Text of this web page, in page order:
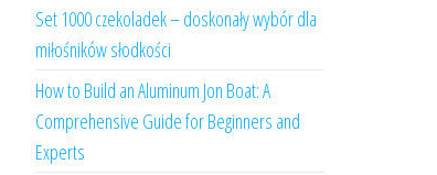
Set 1000 czekoladek – doskonały wybór dla
miłośników słodkości
How to Build an Aluminum Jon Boat: A
Comprehensive Guide for Beginners and
Experts